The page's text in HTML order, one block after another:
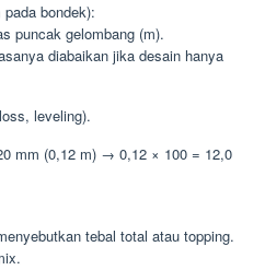
bondek):
puncak gelombang (m).
diabaikan jika desain hanya
leveling).
mm (0,12 m) → 0,12 × 100 = 12,0
tebal total atau topping.